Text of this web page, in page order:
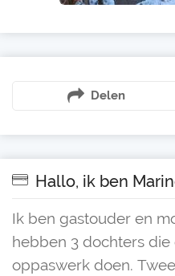
Delen
Hallo, ik ben
Ik ben gastouder en
hebben 3 dochters
oppaswerk doen.